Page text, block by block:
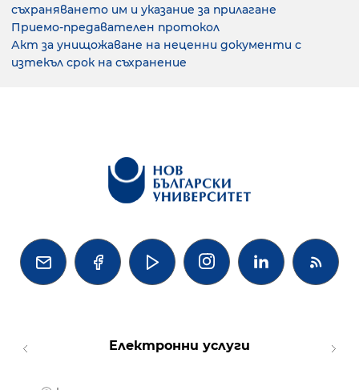
съхраняването им и указание за прилагане
Приемо-предавателен протокол
Акт за унищожаване на неценни документи с
изтекъл срок на съхранение
   
Електронни услуги